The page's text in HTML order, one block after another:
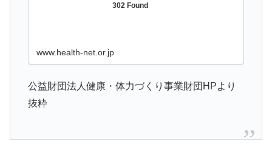
302 Found
www.health-net.or.jp
公益財団法人健康・体力づくり事業財団HPより
抜粋